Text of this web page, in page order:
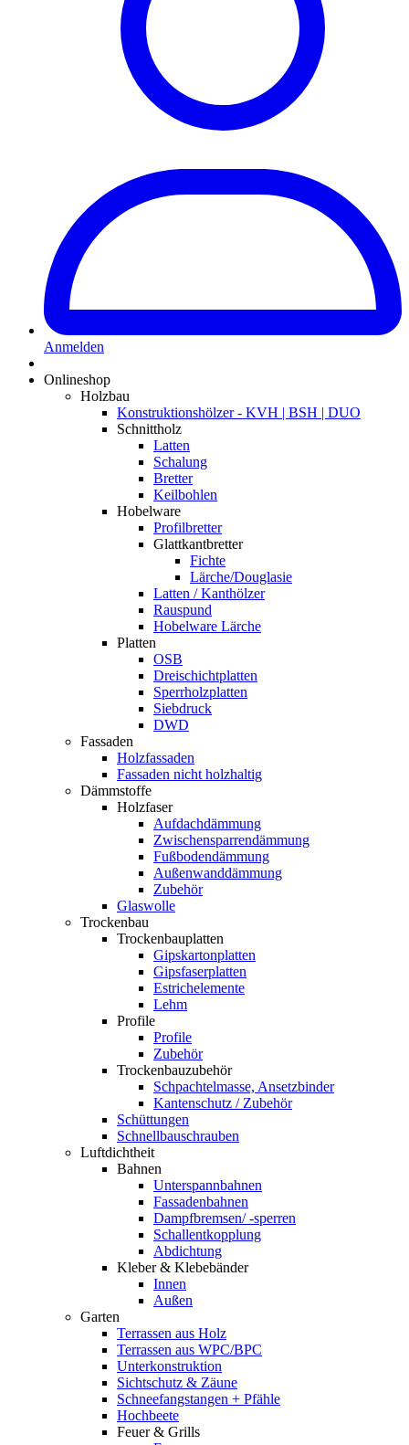
Anmelden
Onlineshop
Holzbau
Konstruktionshölzer - KVH | BSH | DUO
Schnittholz
Latten
Schalung
Bretter
Keilbohlen
Hobelware
Profilbretter
Glattkantbretter
Fichte
Lärche/Douglasie
Latten / Kanthölzer
Rauspund
Hobelware Lärche
Platten
OSB
Dreischichtplatten
Sperrholzplatten
Siebdruck
DWD
Fassaden
Holzfassaden
Fassaden nicht holzhaltig
Dämmstoffe
Holzfaser
Aufdachdämmung
Zwischensparrendämmung
Fußbodendämmung
Außenwanddämmung
Zubehör
Glaswolle
Trockenbau
Trockenbauplatten
Gipskartonplatten
Gipsfaserplatten
Estrichelemente
Lehm
Profile
Profile
Zubehör
Trockenbauzubehör
Schpachtelmasse, Ansetzbinder
Kantenschutz / Zubehör
Schüttungen
Schnellbauschrauben
Luftdichtheit
Bahnen
Unterspannbahnen
Fassadenbahnen
Dampfbremsen/ -sperren
Schallentkopplung
Abdichtung
Kleber & Klebebänder
Innen
Außen
Garten
Terrassen aus Holz
Terrassen aus WPC/BPC
Unterkonstruktion
Sichtschutz & Zäune
Schneefangstangen + Pfähle
Hochbeete
Feuer & Grills